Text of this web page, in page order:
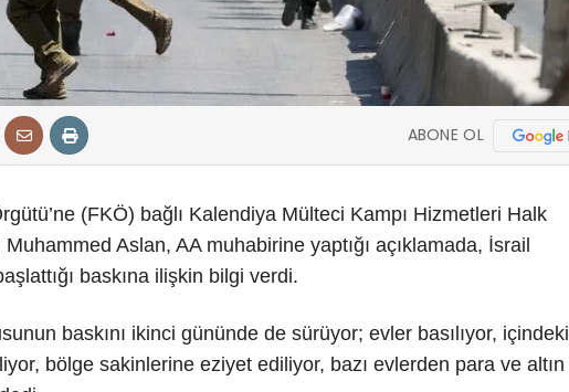
ABONE OL
(FKÖ) bağlı Kalendiya Mülteci Kampı Hizmetleri Halk
Aslan, AA muhabirine yaptığı açıklamada, İsrail
baskına ilişkin bilgi verdi.
baskını ikinci gününde de sürüyor; evler basılıyor, içindeki
bölge sakinlerine eziyet ediliyor, bazı evlerden para ve altın